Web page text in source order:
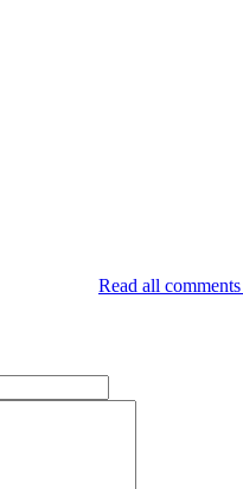
Read all